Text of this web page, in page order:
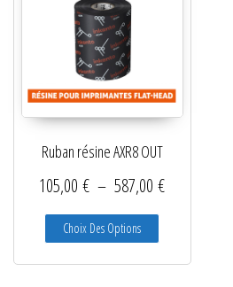
Ruban résine AXR8 OUT
105,00€ – 587,00€Plage de
Choix Des Options